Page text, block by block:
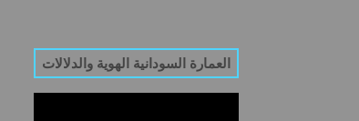
العمارة السودانية الهوية والدلالات